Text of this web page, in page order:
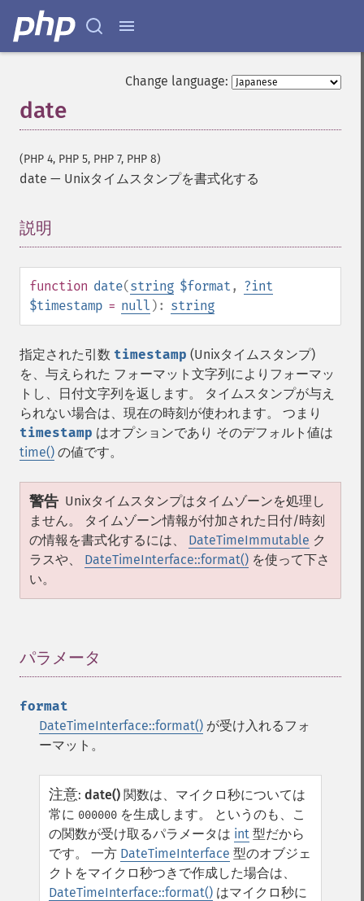
Change language:
date
(PHP 4, PHP 5, PHP 7, PHP 8)
date — Unixタイムスタンプを書式化する
説明
function date(string $format , ?int
$timestamp = null ): string
指定された引数 timestamp (Unixタイムスタンプ)
を、与えられた フォーマット文字列によりフォーマッ
トし、日付文字列を返します。 タイムスタンプが与え
られない場合は、現在の時刻が使われます。 つまり
timestamp はオプションであり そのデフォルト値は
time() の値です。
警告 Unixタイムスタンプはタイムゾーンを処理し
ません。 タイムゾーン情報が付加された日付/時刻
の情報を書式化するには、 DateTimeImmutable ク
ラスや、 DateTimeInterface::format() を使って下さ
い。
パラメータ
format
DateTimeInterface::format() が受け入れるフォ
ーマット。
注意: date() 関数は、マイクロ秒については
常に 000000 を生成します。 というのも、こ
の関数が受け取るパラメータは int 型だから
です。 一方 DateTimeInterface 型のオブジェ
クトをマイクロ秒つきで作成した場合は、
DateTimeInterface::format() はマイクロ秒に